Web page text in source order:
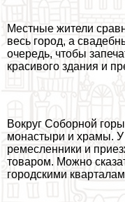
Местные жители
весь город, а
очередь, чтобы
красивого здания и
Вокруг Соборной
монастыри и храмы.
ремесленники и
товаром. Можно
городскими